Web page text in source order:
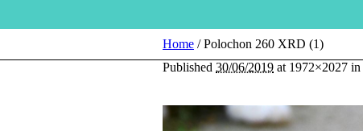
Home /Polochon 260 XRD (1)
Published 30/06/2019 at 1972×2027 in